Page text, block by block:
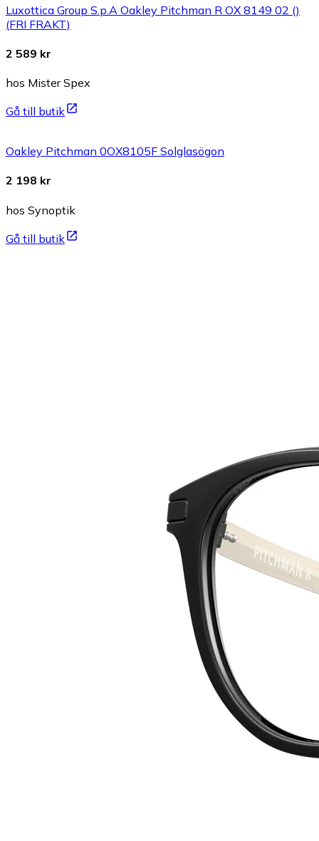
Luxottica Group S.p.A Oakley Pitchman R OX 8149 02 ()
(FRI FRAKT)
2 589 kr
hos Mister Spex
Gå till butik
Oakley Pitchman 0OX8105F Solglasögon
2 198 kr
hos Synoptik
Gå till butik